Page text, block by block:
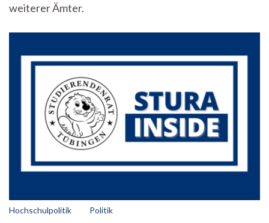
weiterer Ämter.
Hochschulpolitik Politik